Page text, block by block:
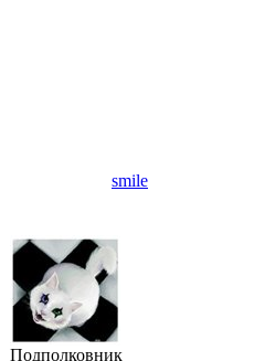
smile
Подполковник